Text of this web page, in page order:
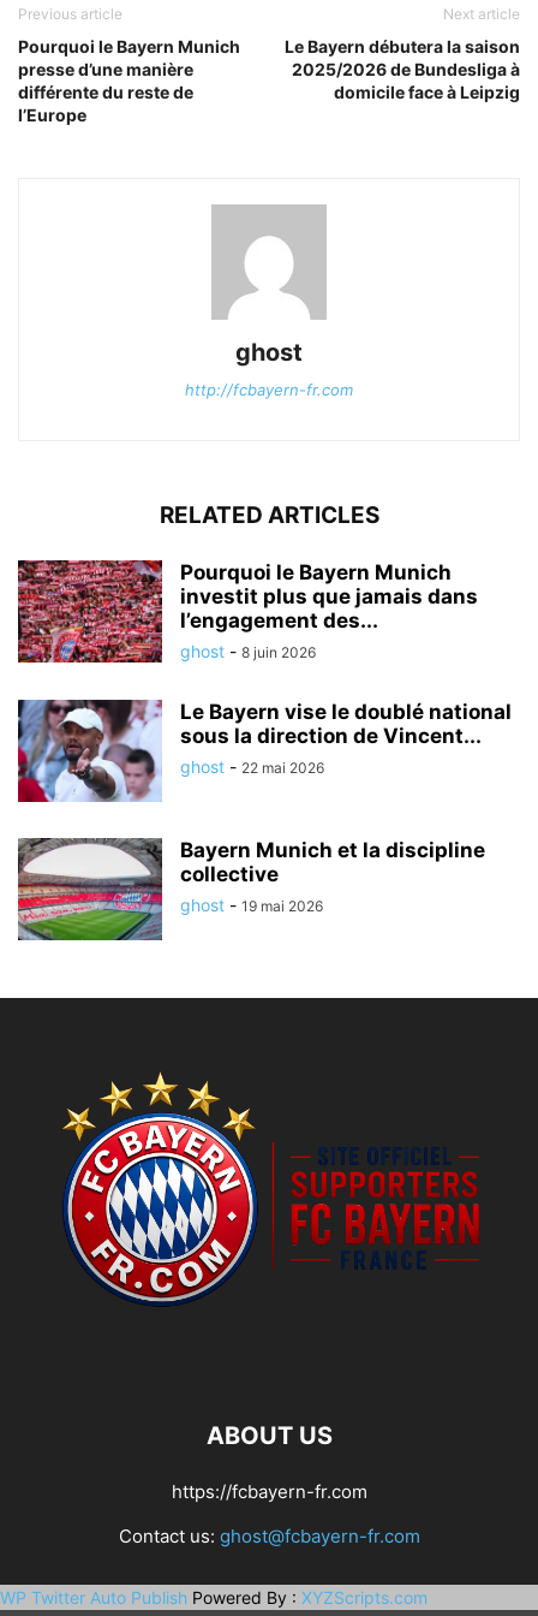
Previous article
Pourquoi le Bayern Munich
presse d’une manière
différente du reste de
l’Europe
Next article
Le Bayern débutera la saison
2025/2026 de Bundesliga à
domicile face à Leipzig
ghost
http://fcbayern-fr.com
RELATED ARTICLES
Pourquoi le Bayern Munich
investit plus que jamais dans
l’engagement des...
ghost - 8 juin 2026
Le Bayern vise le doublé national
sous la direction de Vincent...
ghost - 22 mai 2026
Bayern Munich et la discipline
collective
ghost - 19 mai 2026
ABOUT US
https://fcbayern-fr.com
Contact us: ghost@fcbayern-fr.com
WP Twitter Auto Publish Powered By : XYZScripts.com